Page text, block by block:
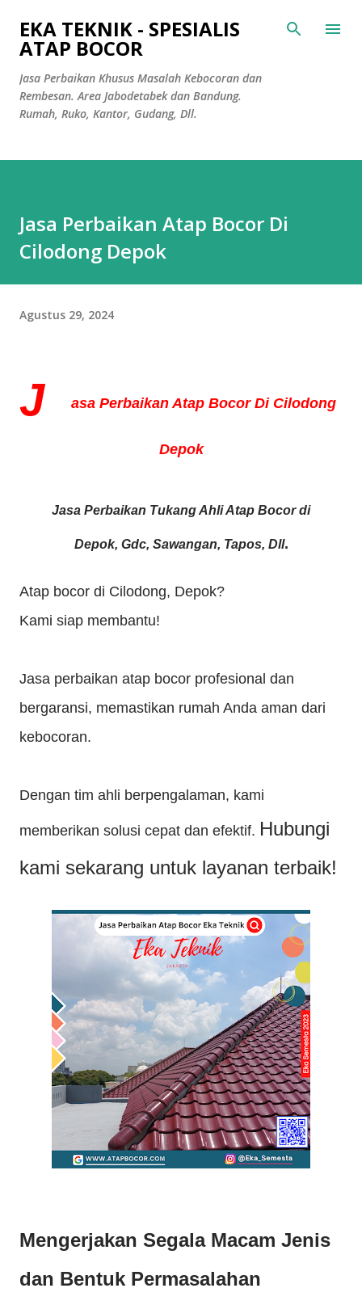
Langsung ke konten utama
EKA TEKNIK - SPESIALIS
ATAP BOCOR
Jasa Perbaikan Khusus Masalah Kebocoran dan
Rembesan. Area Jabodetabek dan Bandung.
Rumah, Ruko, Kantor, Gudang, Dll.
Jasa Perbaikan Atap Bocor Di
Cilodong Depok
Agustus 29, 2024
J asa Perbaikan Atap Bocor Di Cilodong
Depok
Jasa Perbaikan Tukang Ahli Atap Bocor di
Depok, Gdc, Sawangan, Tapos, Dll.
Atap bocor di Cilodong, Depok?
Kami siap membantu!
Jasa perbaikan atap bocor profesional dan
bergaransi, memastikan rumah Anda aman dari
kebocoran.
Dengan tim ahli berpengalaman, kami
memberikan solusi cepat dan efektif. Hubungi
kami sekarang untuk layanan terbaik!
Mengerjakan Segala Macam Jenis
dan Bentuk Permasalahan